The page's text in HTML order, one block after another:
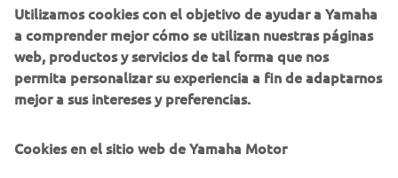
Utilizamos cookies con el objetivo de ayudar a Yamaha
a comprender mejor cómo se utilizan nuestras páginas
web, productos y servicios de tal forma que nos
permita personalizar su experiencia a fin de adaptarnos
mejor a sus intereses y preferencias.
Cookies en el sitio web de Yamaha Motor